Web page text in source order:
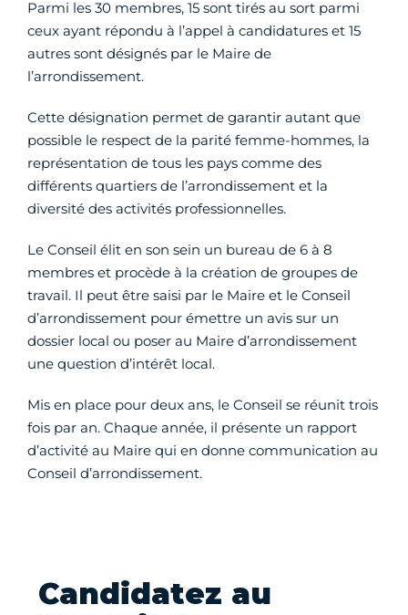
Parmi les 30 membres, 15 sont tirés au sort parmi
ceux ayant répondu à l’appel à candidatures et 15
autres sont désignés par le Maire de
l’arrondissement.
Cette désignation permet de garantir autant que
possible le respect de la parité femme-hommes, la
représentation de tous les pays comme des
différents quartiers de l’arrondissement et la
diversité des activités professionnelles.
Le Conseil élit en son sein un bureau de 6 à 8
membres et procède à la création de groupes de
travail. Il peut être saisi par le Maire et le Conseil
d’arrondissement pour émettre un avis sur un
dossier local ou poser au Maire d’arrondissement
une question d’intérêt local.
Mis en place pour deux ans, le Conseil se réunit trois
fois par an. Chaque année, il présente un rapport
d’activité au Maire qui en donne communication au
Conseil d’arrondissement.